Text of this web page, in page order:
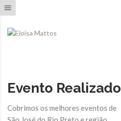
Evento Realizado
Cobrimos os melhores eventos de